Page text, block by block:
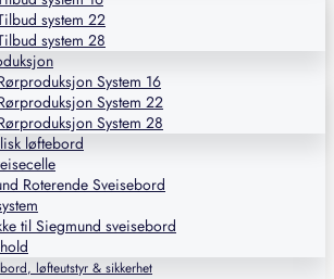
system 22
system 28
System 16
System 22
System 28
løftebord
Roterende Sveisebord
til Siegmund sveisebord
løfteutstyr & sikkerhet